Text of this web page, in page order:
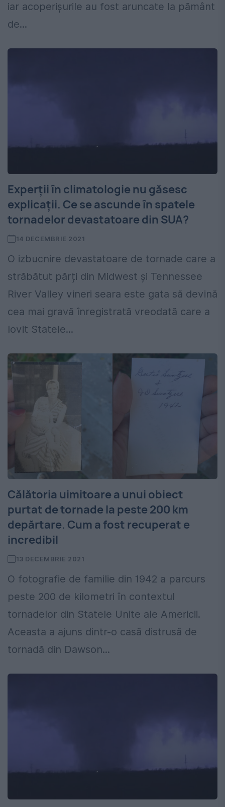
iar acoperişurile au fost aruncate la pământ
de...
Experții în climatologie nu găsesc
explicații. Ce se ascunde în spatele
tornadelor devastatoare din SUA?
14 DECEMBRIE 2021
O izbucnire devastatoare de tornade care a
străbătut părți din Midwest și Tennessee
River Valley vineri seara este gata să devină
cea mai gravă înregistrată vreodată care a
lovit Statele...
Călătoria uimitoare a unui obiect
purtat de tornade la peste 200 km
depărtare. Cum a fost recuperat e
incredibil
13 DECEMBRIE 2021
O fotografie de familie din 1942 a parcurs
peste 200 de kilometri în contextul
tornadelor din Statele Unite ale Americii.
Aceasta a ajuns dintr-o casă distrusă de
tornadă din Dawson...